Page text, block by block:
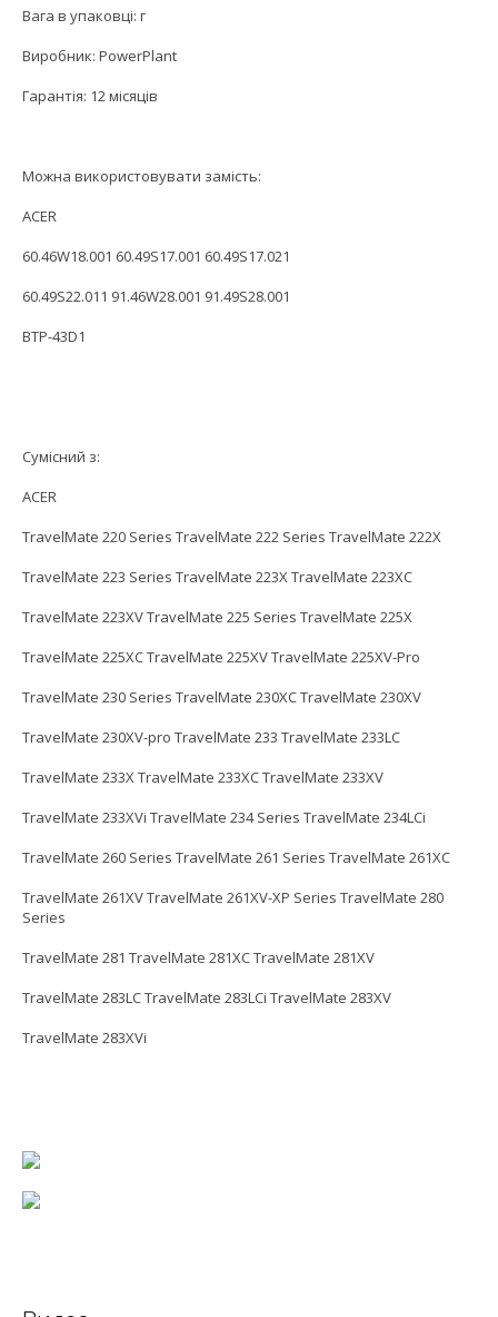
Вага в упаковці: г
Виробник: PowerPlant
Гарантія: 12 місяців
Можна використовувати замість:
ACER
60.46W18.001 60.49S17.001 60.49S17.021
60.49S22.011 91.46W28.001 91.49S28.001
BTP-43D1
Сумісний з:
ACER
TravelMate 220 Series TravelMate 222 Series TravelMate 222X
TravelMate 223 Series TravelMate 223X TravelMate 223XC
TravelMate 223XV TravelMate 225 Series TravelMate 225X
TravelMate 225XC TravelMate 225XV TravelMate 225XV-Pro
TravelMate 230 Series TravelMate 230XC TravelMate 230XV
TravelMate 230XV-pro TravelMate 233 TravelMate 233LC
TravelMate 233X TravelMate 233XC TravelMate 233XV
TravelMate 233XVi TravelMate 234 Series TravelMate 234LCi
TravelMate 260 Series TravelMate 261 Series TravelMate 261XC
TravelMate 261XV TravelMate 261XV-XP Series TravelMate 280
Series
TravelMate 281 TravelMate 281XC TravelMate 281XV
TravelMate 283LC TravelMate 283LCi TravelMate 283XV
TravelMate 283XVi